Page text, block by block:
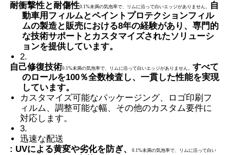
製品
企業情報
会社案内
品質管理
お問い合わせ
耐衝撃性と耐傷性0.1%未満の気泡率で、リムに沿って白いエッジがありません。
自
動車用フィルムとペイントプロテクションフィル
ムの製造と販売における8年の経験があり、専門的
な技術サポートとカスタマイズされたソリューシ
ョンを提供しています。
2.
自己修復技術0.1%未満の気泡率で、リムに沿って白いエッジがありません。 すべて
のロールを100％全数検査し、一貫した性能を実現
しています。
カスタマイズ可能なパッケージング、ロゴ印刷フ
ィルム、調整可能な幅、その他のカスタム要件に
対応します。
3.
迅速な配送
: UVによる黄変や劣化を防ぎ、0.1%未満の気泡率で、リムに沿って白い